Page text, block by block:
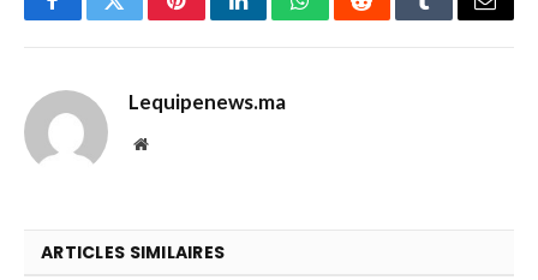
FacebookTwitterPinterestLinkedInWhatsAppRedditTumblrEmail
Lequipenews.ma
Website
ARTICLES SIMILAIRES